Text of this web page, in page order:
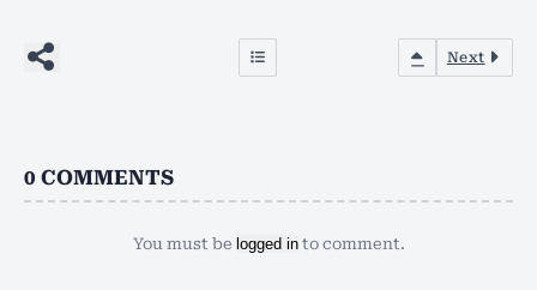
Next
0 COMMENTS
You must be logged into comment.